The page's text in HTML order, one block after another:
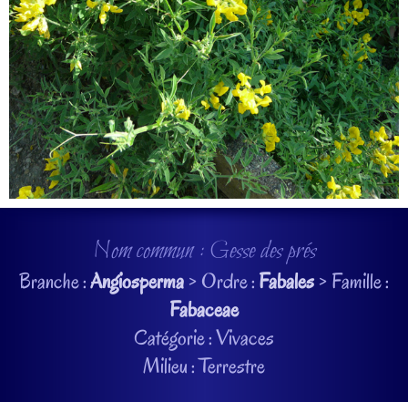
Nom commun : Gesse des prés
Branche :Angiosperma> Ordre :Fabales> Famille :
Fabaceae
Catégorie : Vivaces
Milieu : Terrestre